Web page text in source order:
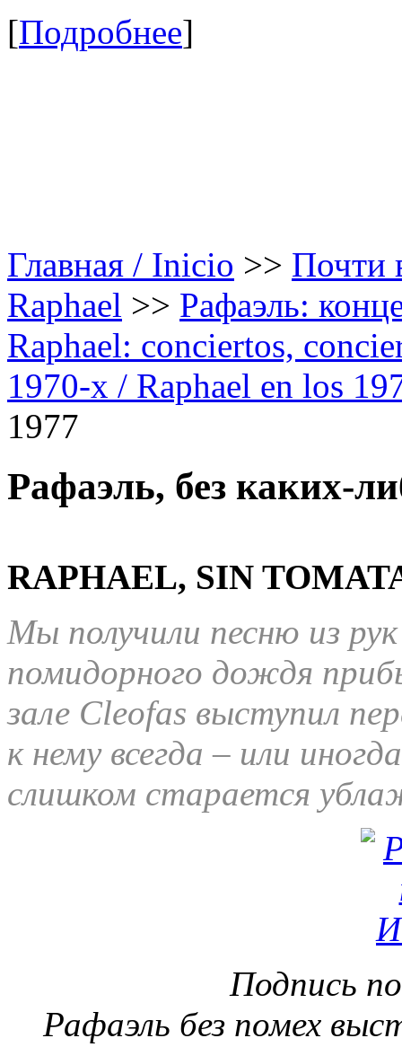
[Подробнее]
Главная / Inicio >> Почти
Raphael >> Рафаэль:
Raphael: conciertos,
1970-х / Raphael en los
1977
Рафаэль, без каких-
RAPHAEL, SIN
Мы получили песню из
помидорного дождя
зале Cleofas выступил
к нему всегда – или
слишком старается
Подпись
Рафаэль без помех